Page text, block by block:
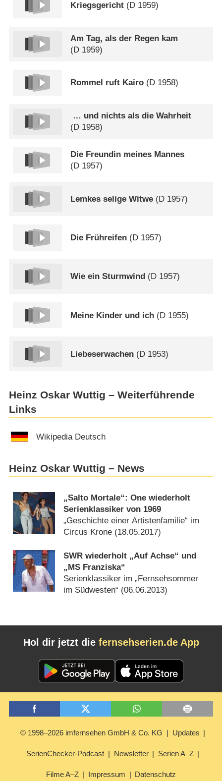
Kriegsgericht (D 1959)
Am Tag, als der Regen kam
(D 1959)
Rommel ruft Kairo (D 1958)
… und nichts als die Wahrheit
(D 1958)
Die Freundin meines Mannes
(D 1957)
Lemkes selige Witwe (D 1957)
Die Frühreifen (D 1957)
Wie ein Sturmwind (D 1957)
Meine Kinder und ich (D 1955)
Liebeserwachen (D 1953)
Heinz Oskar Wuttig – Weiterführende
Links
Wikipedia Deutsch
Heinz Oskar Wuttig – News
„Salto Mortale“: One wiederholt
Serienklassiker von 1969
„Geschichte einer Artistenfamilie“ im
Circus Krone (18.05.2017)
SWR wiederholt „Auf Achse“ und
„MS Franziska“
Serienklassiker im „Fernsehsommer
im Südwesten“ (06.06.2013)
Hol dir jetzt die fernsehserien.de App
© 1998–2026 imfernsehen GmbH & Co. KG Updates
SerienChecker-Podcast Newsletter Serien A–Z
Filme A–Z Impressum Datenschutz